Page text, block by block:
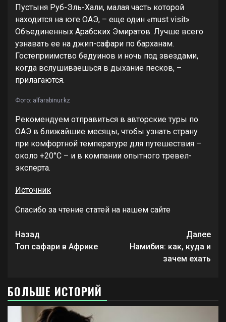
Пустыня Руб-Эль-Хали, малая часть которой
находится на юге ОАЭ, – еще один «must visit»
Объединенных Арабских Эмиратов. Лучше всего
узнавать ее на джип-сафари по барханам.
Гостеприимство бедуинов и ночь под звездами,
когда вслушиваешься в дыхание песков, –
прилагаются.
Фото: alfarabinur.kz
Рекомендуем отправиться в авторские туры по
ОАЭ в ближайшие месяцы, чтобы узнать страну
при комфортной температуре для путешествия –
около +20°С – и в компании опытного тревел-
эксперта.
Источник
Спасибо за чтение статей на нашем сайте
Продолжить
чтение
Назад
Топ сафари в Африке
Далее
Намибия: как, куда и
зачем ехать
БОЛЬШЕ ИСТОРИЙ